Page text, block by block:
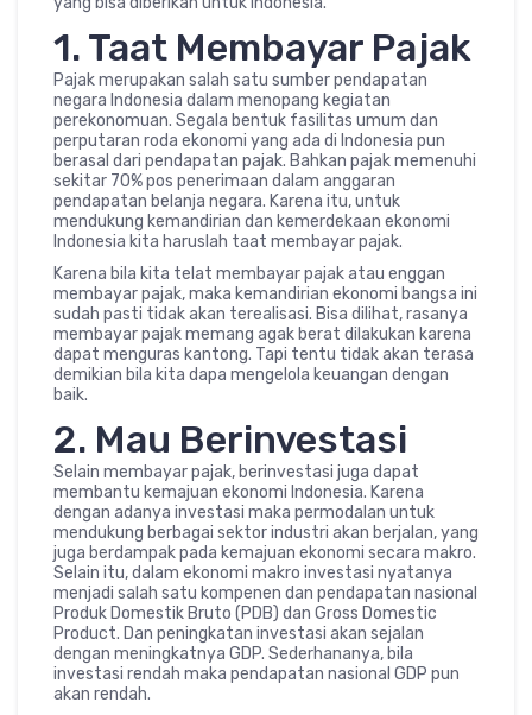
1. Taat Membayar Pajak
Pajak merupakan salah satu sumber pendapatan
negara Indonesia dalam menopang kegiatan
perekonomuan. Segala bentuk fasilitas umum dan
perputaran roda ekonomi yang ada di Indonesia pun
berasal dari pendapatan pajak. Bahkan pajak memenuhi
sekitar 70% pos penerimaan dalam anggaran
pendapatan belanja negara. Karena itu, untuk
mendukung kemandirian dan kemerdekaan ekonomi
Indonesia kita haruslah taat membayar pajak.
Karena bila kita telat membayar pajak atau enggan
membayar pajak, maka kemandirian ekonomi bangsa ini
sudah pasti tidak akan terealisasi. Bisa dilihat, rasanya
membayar pajak memang agak berat dilakukan karena
dapat menguras kantong. Tapi tentu tidak akan terasa
demikian bila kita dapa mengelola keuangan dengan
baik.
2. Mau Berinvestasi
Selain membayar pajak, berinvestasi juga dapat
membantu kemajuan ekonomi Indonesia. Karena
dengan adanya investasi maka permodalan untuk
mendukung berbagai sektor industri akan berjalan, yang
juga berdampak pada kemajuan ekonomi secara makro.
Selain itu, dalam ekonomi makro investasi nyatanya
menjadi salah satu kompenen dan pendapatan nasional
Produk Domestik Bruto (PDB) dan Gross Domestic
Product. Dan peningkatan investasi akan sejalan
dengan meningkatnya GDP. Sederhananya, bila
investasi rendah maka pendapatan nasional GDP pun
akan rendah.